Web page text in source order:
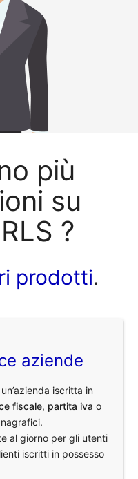
più
su
?
prodotti.
aziende
iscritta in
fiscale, partita iva o
al giorno per gli utenti
iscritti in possesso